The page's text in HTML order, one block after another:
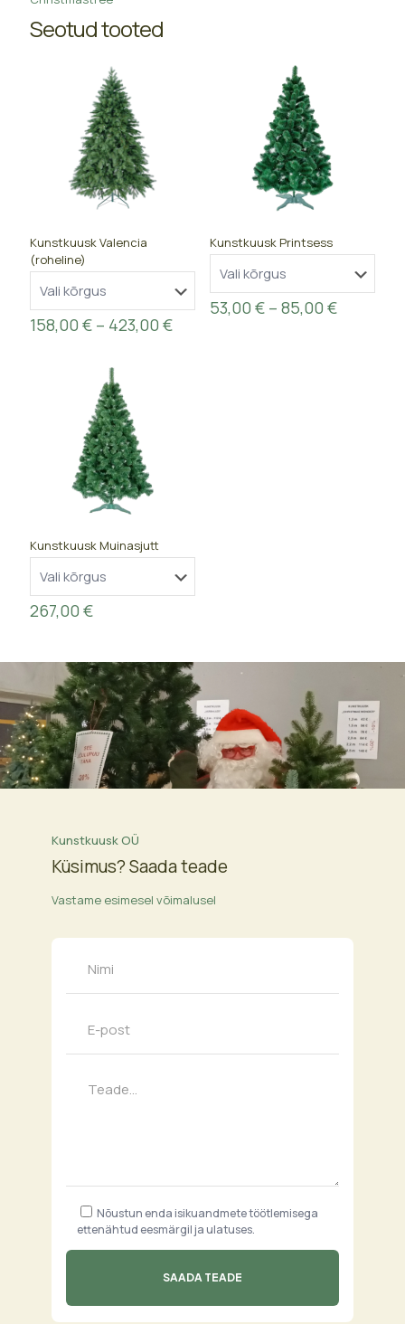
Seotud tooted
Kunstkuusk Valencia
(roheline)
158,00 € – 423,00 €Price
Kunstkuusk Printsess
53,00 € – 85,00 €Price
Kunstkuusk Muinasjutt
267,00 €
Kunstkuusk OÜ
Küsimus? Saada teade
Vastame esimesel võimalusel
Nõustun enda isikuandmete töötlemisega
ettenähtud eesmärgil ja ulatuses.